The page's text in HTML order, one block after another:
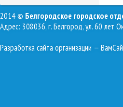
2014 © Белгородское городское
Адрес: 308036, г. Белгород, ул. 60 лет
Разработка сайта организации —